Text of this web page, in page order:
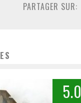
PARTAGER SUR:
5.0